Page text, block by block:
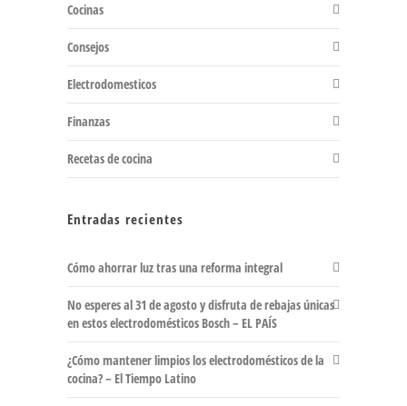
Cocinas
Consejos
Electrodomesticos
Finanzas
Recetas de cocina
Entradas recientes
Cómo ahorrar luz tras una reforma integral
No esperes al 31 de agosto y disfruta de rebajas únicas
en estos electrodomésticos Bosch – EL PAÍS
¿Cómo mantener limpios los electrodomésticos de la
cocina? – El Tiempo Latino